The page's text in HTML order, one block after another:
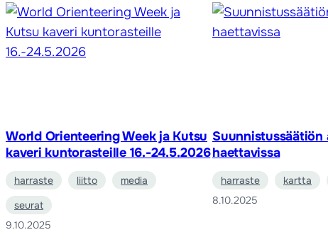
World Orienteering Week ja Kutsu
kaveri kuntorasteille 16.-24.5.2026
harraste liitto
media
seurat
9.10.2025
Suunnistussäätiön
haettavissa
harraste kartta
8.10.2025